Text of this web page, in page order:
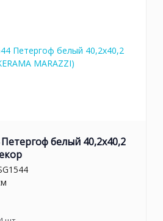
белый 40,2x40,2